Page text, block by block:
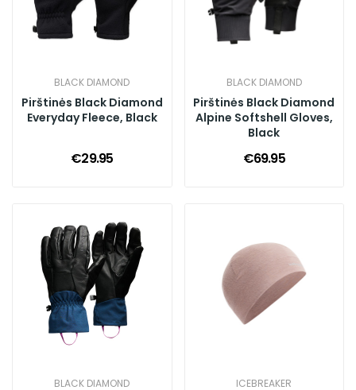
BLACK DIAMOND
Pirštinės Black Diamond
Everyday Fleece, Black
€29.95
BLACK DIAMOND
Pirštinės Black Diamond
Alpine Softshell Gloves,
Black
€69.95
BLACK DIAMOND ICEBREAKER